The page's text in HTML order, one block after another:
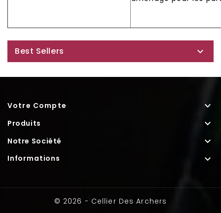
Best Sellers 
Votre Compte 
Produits 
Notre Société 
Informations 
© 2026 - Cellier Des Archers